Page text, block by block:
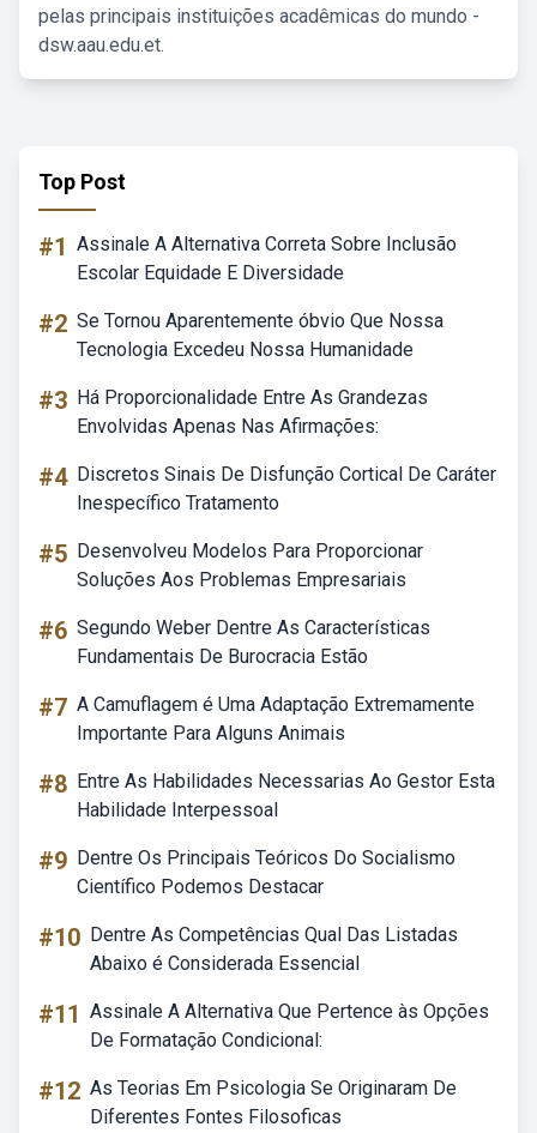
pelas principais instituições acadêmicas do mundo -
dsw.aau.edu.et.
Top Post
#1 Assinale A Alternativa Correta Sobre Inclusão
Escolar Equidade E Diversidade
#2 Se Tornou Aparentemente óbvio Que Nossa
Tecnologia Excedeu Nossa Humanidade
#3 Há Proporcionalidade Entre As Grandezas
Envolvidas Apenas Nas Afirmações:
#4 Discretos Sinais De Disfunção Cortical De Caráter
Inespecífico Tratamento
#5 Desenvolveu Modelos Para Proporcionar
Soluções Aos Problemas Empresariais
#6 Segundo Weber Dentre As Características
Fundamentais De Burocracia Estão
#7 A Camuflagem é Uma Adaptação Extremamente
Importante Para Alguns Animais
#8 Entre As Habilidades Necessarias Ao Gestor Esta
Habilidade Interpessoal
#9 Dentre Os Principais Teóricos Do Socialismo
Científico Podemos Destacar
#10 Dentre As Competências Qual Das Listadas
Abaixo é Considerada Essencial
#11 Assinale A Alternativa Que Pertence às Opções
De Formatação Condicional:
#12 As Teorias Em Psicologia Se Originaram De
Diferentes Fontes Filosoficas